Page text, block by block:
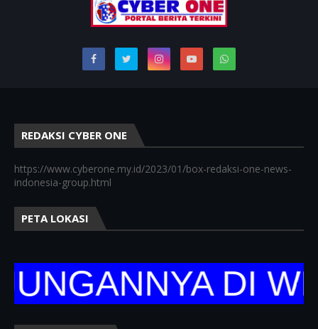
REDAKSI CYBER ONE
https://www.cyberone.my.id/2023/01/box-redaksi-one-news-
indonesia-group.html
PETA LOKASI
DI